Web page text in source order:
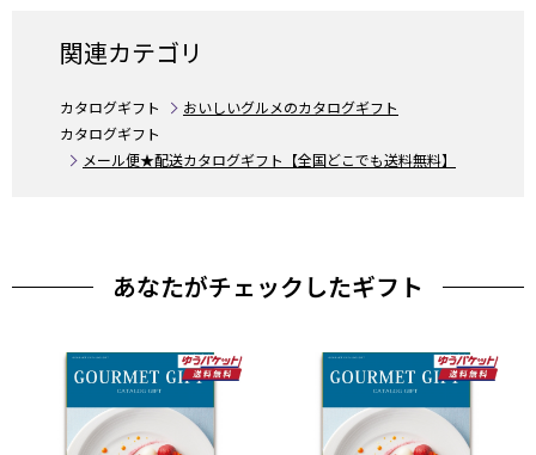
関連カテゴリ
カタログギフト
おいしいグルメのカタログギフト
カタログギフト
メール便★配送カタログギフト【全国どこでも送料無料】
あなたがチェックしたギフト